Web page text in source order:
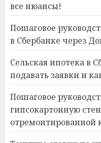
все нюансы!
Пошаговое
в Сбербанке через
Сельская ипотека в
подавать заявки и
Пошаговое
гипсокартонную
отремонтированной